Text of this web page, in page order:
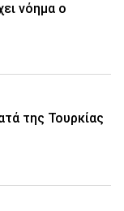
νόημα ο
της Τουρκίας